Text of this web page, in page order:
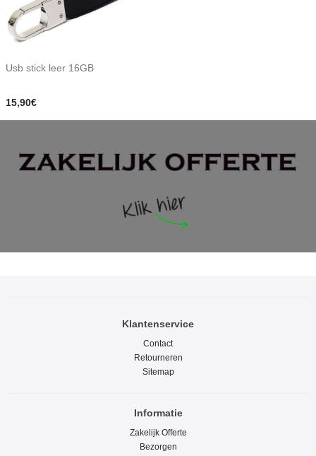
Usb stick leer 16GB
15,90€
Klantenservice
Contact
Retourneren
Sitemap
Informatie
Zakelijk Offerte
Bezorgen